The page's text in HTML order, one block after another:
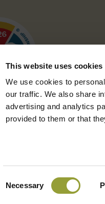
This website uses cookies
We use cookies to
our traffic. We also share
advertising and analytics
provided to them or that
Necessary